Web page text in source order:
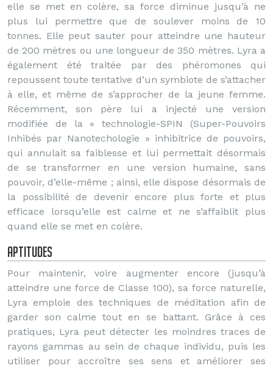
elle se met en colère, sa force diminue jusqu’à ne
plus lui permettre que de soulever moins de 10
tonnes. Elle peut sauter pour atteindre une hauteur
de 200 mètres ou une longueur de 350 mètres. Lyra a
également été traitée par des phéromones qui
repoussent toute tentative d’un symbiote de s’attacher
à elle, et même de s’approcher de la jeune femme.
Récemment, son père lui a injecté une version
modifiée de la « technologie-SPIN (Super-Pouvoirs
Inhibés par Nanotechologie » inhibitrice de pouvoirs,
qui annulait sa faiblesse et lui permettait désormais
de se transformer en une version humaine, sans
pouvoir, d’elle-même ; ainsi, elle dispose désormais de
la possibilité de devenir encore plus forte et plus
efficace lorsqu’elle est calme et ne s’affaiblit plus
quand elle se met en colère.
Aptitudes
Pour maintenir, voire augmenter encore (jusqu’à
atteindre une force de Classe 100), sa force naturelle,
Lyra emploie des techniques de méditation afin de
garder son calme tout en se battant. Grâce à ces
pratiques, Lyra peut détecter les moindres traces de
rayons gammas au sein de chaque individu, puis les
utiliser pour accroître ses sens et améliorer ses